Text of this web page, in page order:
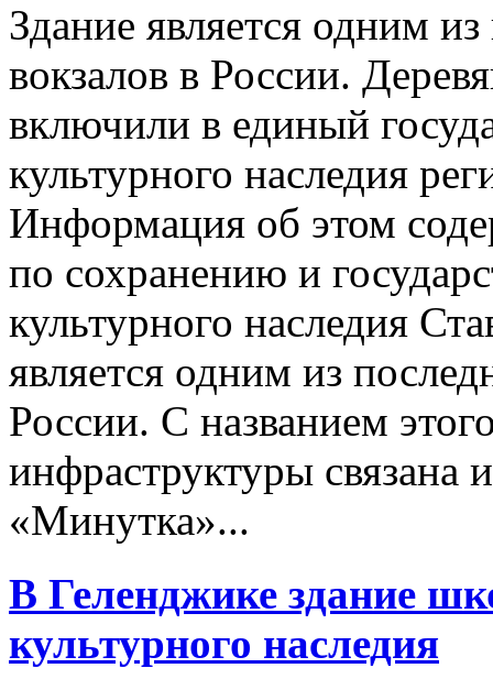
Здание является одним
вокзалов в России.
включили в единый
культурного наследия
Информация об этом
по сохранению и
культурного наследия
является одним из
России. С названием
инфраструктуры связана
«Минутка»...
В Геленджике здание
культурного наследия